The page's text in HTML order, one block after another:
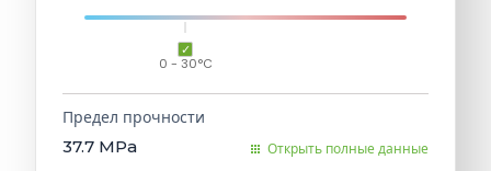
0 - 30°C
Предел прочности
37.7 MPa Открыть полные данные